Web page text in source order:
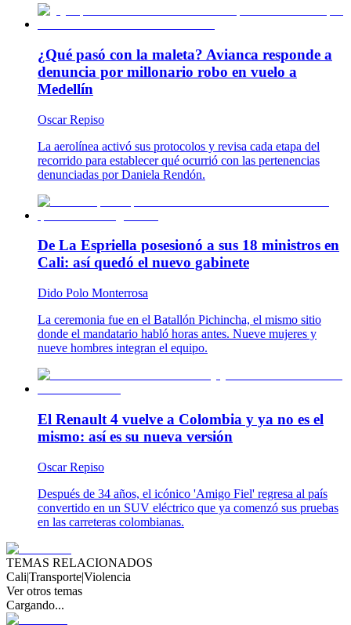
¿Qué pasó con la maleta? Avianca responde a
denuncia por millonario robo en vuelo a
Medellín
Oscar Repiso
La aerolínea activó sus protocolos y revisa cada etapa del
recorrido para establecer qué ocurrió con las pertenencias
denunciadas por Daniela Rendón.
De La Espriella posesionó a sus 18 ministros en
Cali: así quedó el nuevo gabinete
Dido Polo Monterrosa
La ceremonia fue en el Batallón Pichincha, el mismo sitio
donde el mandatario habló horas antes. Nueve mujeres y
nueve hombres integran el equipo.
El Renault 4 vuelve a Colombia y ya no es el
mismo: así es su nueva versión
Oscar Repiso
Después de 34 años, el icónico 'Amigo Fiel' regresa al país
convertido en un SUV eléctrico que ya comenzó sus pruebas
en las carreteras colombianas.
TEMAS RELACIONADOS
Cali|Transporte|Violencia
Ver otros temas
Cargando...